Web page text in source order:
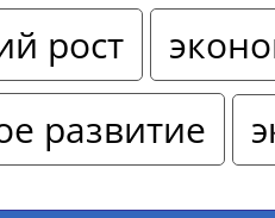
рост
развитие